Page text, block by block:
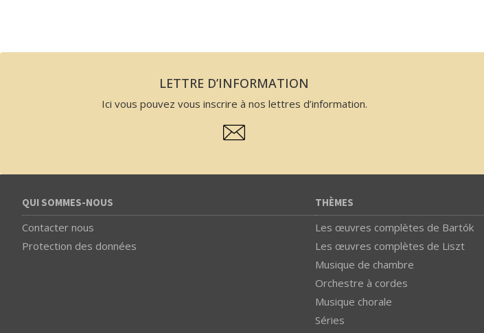
LETTRE D’INFORMATION
Ici vous pouvez vous inscrire à nos lettres d’information.
QUI SOMMES-NOUS
Contacter nous
Protection des données
THÈMES
Les œuvres complètes de Bartók
Les œuvres complètes de Liszt
Musique de chambre
Orchestre à cordes
Musique chorale
Séries